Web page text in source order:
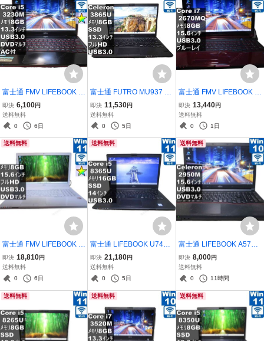
富士通 FMV LIFEBOOK S
H54/K【Core i5 3230M】
【Windows10 Home】
MS 365 Office Web／Wi-F
保証 [95725]
即決 6,100円
送料無料
0
6日
富士通 FUTRO MU937 F
MVC07007【M.2 SSD搭
載】 Celeron 3865U 1.8
GHz 【Windows11 Hom
証付 [96754]
即決 11,530円
送料無料
0
5日
富士通 FMV LIFEBOOK A
H77/G【Core i7 2670M
Q】 【Windows10 Hom
e】ブルーレイ ／Wi-Fi／
即決 13,440円
送料無料
0
1日
送料無料
富士通 FMV LIFEBOOK A
H44/B3【大容量HDD搭
載】 AMD A9-9420 3.0
GHz 【Windows11 Hom
期保証 [96602]
即決 18,810円
送料無料
0
6日
送料無料
富士通 LIFEBOOK U749/
A【M.2 SSD搭載】 Cor
e i5 8365U 16GBメモ
リ 【Windows11 Pro】
[96585]
即決 21,180円
送料無料
0
5日
送料無料
富士通 LIFEBOOK A574/K
X【Celeron 2950M 2.0G
Hz】 【Windows10 Pr
o】 ／充電可／Wi-Fi／長
即決 8,000円
送料無料
0
11時間
送料無料 送料無料 送料無料